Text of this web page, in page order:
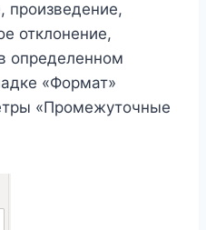
произведение,
отклонение,
определенном
«Формат»
«Промежуточные